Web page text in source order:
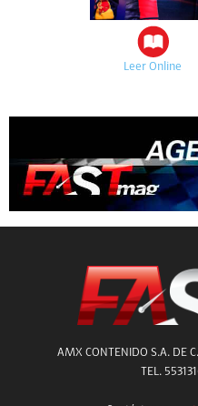
Leer Online
AMX CONTENIDO S.A. DE
TEL.